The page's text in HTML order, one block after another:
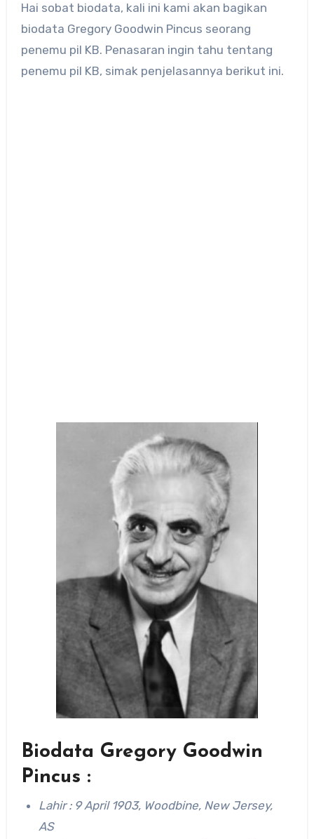
Hai sobat biodata, kali ini kami akan bagikan
biodata Gregory Goodwin Pincus seorang
penemu pil KB. Penasaran ingin tahu tentang
penemu pil KB, simak penjelasannya berikut ini.
Biodata Gregory Goodwin
Pincus :
Lahir : 9 April 1903, Woodbine, New Jersey,
AS